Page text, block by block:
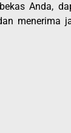
Anda,
menerima